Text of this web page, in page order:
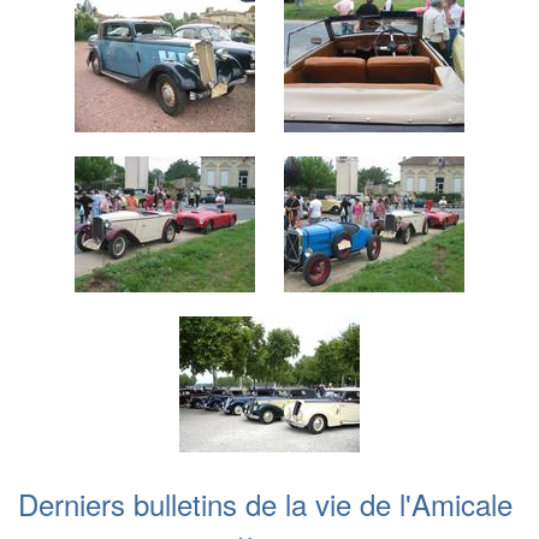
Derniers bulletins de la vie de l'Amicale